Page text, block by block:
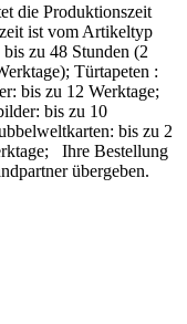
die Produktionszeit
ist vom Artikeltyp
zu 48 Stunden (2
Türtapeten :
bis zu 12 Werktage;
bis zu 10
bis zu 2
Ihre Bestellung
übergeben.